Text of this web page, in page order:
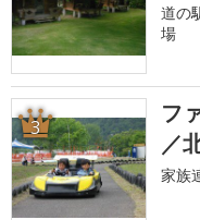
道の
場
3
フ
／
家族